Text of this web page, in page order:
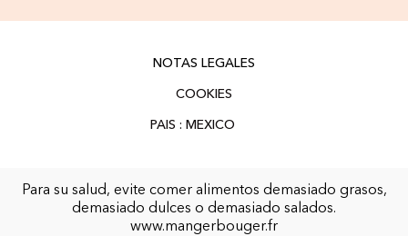
NOTAS LEGALES
COOKIES
Para su salud, evite comer alimentos demasiado grasos,
demasiado dulces o demasiado salados.
www.mangerbouger.fr